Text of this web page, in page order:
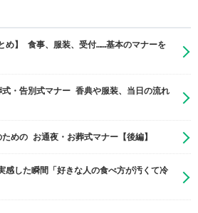
め】 食事、服装、受付……基本のマナーを
・告別式マナー 香典や服装、当日の流れ
めの お通夜・お葬式マナー【後編】
感した瞬間「好きな人の食べ方が汚くて冷